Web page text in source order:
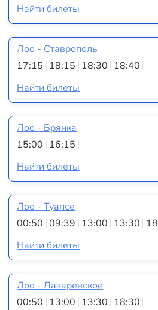
Найти билеты
Лоо - Ставрополь
17:15 18:15 18:30 18:40
Найти билеты
Лоо - Брянка
15:00 16:15
Найти билеты
Лоо - Туапсе
00:50 09:39 13:00 13:30
Найти билеты
Лоо - Лазаревское
00:50 13:00 13:30 18:30